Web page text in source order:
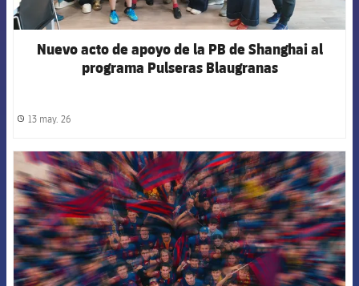
Nuevo acto de apoyo de la PB de Shanghai al
programa Pulseras Blaugranas
label.share.clock
13 may. 26
FCB Barcelona badge